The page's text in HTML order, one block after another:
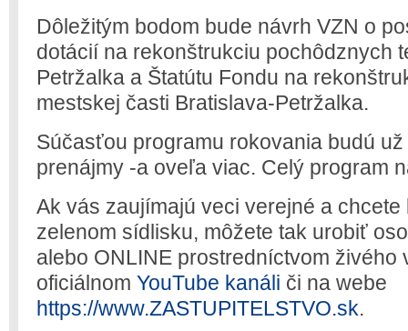
Dôležitým bodom bude návrh VZN o
dotácií na rekonštrukciu pochôdznych
Petržalka a Štatútu Fondu na
mestskej časti Bratislava-Petržalka.
Súčasťou programu rokovania budú
prenájmy -a oveľa viac. Celý program
Ak vás zaujímajú veci verejné a
zelenom sídlisku, môžete tak urobiť
alebo ONLINE prostredníctvom živého
oficiálnom YouTube kanáli či na webe
https://www.ZASTUPITELSTVO.sk.